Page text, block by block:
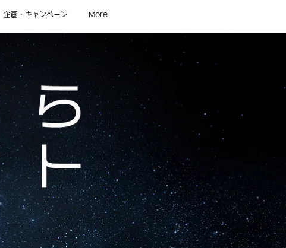
企画・キャンペーン More